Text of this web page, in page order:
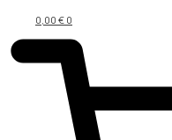
0,00 € 0